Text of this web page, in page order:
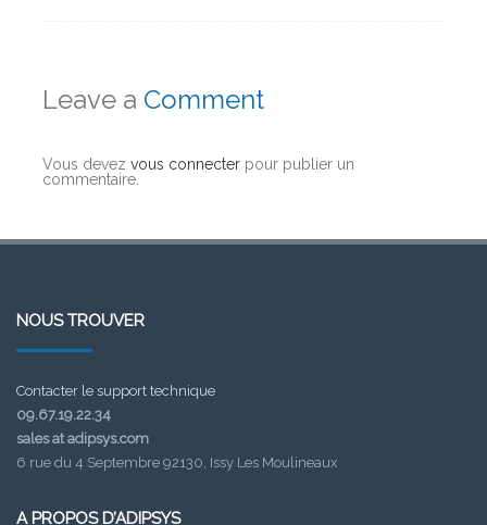
Leave a Comment
Vous devez vous connecter pour publier un
commentaire.
NOUS TROUVER
Contacter le support technique
09.67.19.22.34
sales at adipsys.com
6 rue du 4 Septembre 92130, Issy Les Moulineaux
A PROPOS D’ADIPSYS